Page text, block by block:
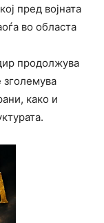
пред војната
во областа
продолжува
зголемува
како и